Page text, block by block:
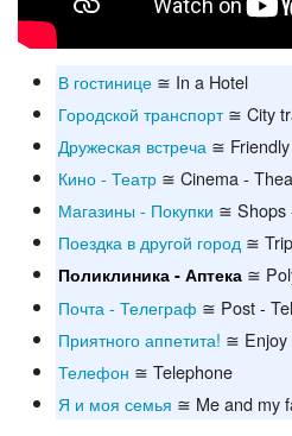
В гостинице ≅ In a Hotel
Городской транспорт≅ City
Дружеская встреча ≅
Кино - Театр ≅ Cinema -
Магазины - Покупки ≅ Shops
Поездка в другой город ≅
Поликлиника - Аптека ≅
Почта - Телеграф ≅ Post -
Приятного аппетита! ≅ Enjoy
Телефон ≅ Telephone
Я и моя семья ≅ Me and my